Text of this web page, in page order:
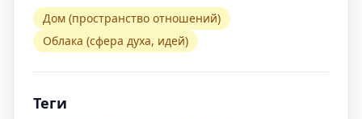
Дом (пространство отношений)
Облака (сфера духа, идей)
Теги